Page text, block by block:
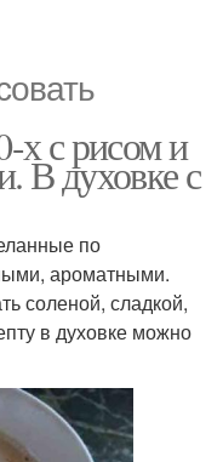
х с рисом и
В духовке с
по
ароматными.
соленой, сладкой,
в духовке можно